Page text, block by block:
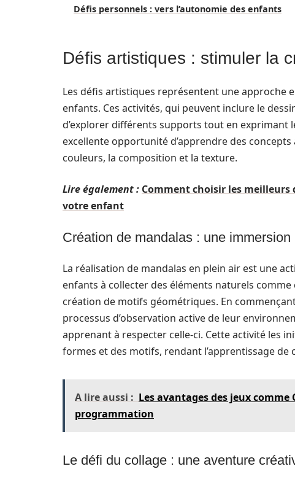
Défis personnels : vers l’autonomie des enfants
Défis artistiques : stimuler la
Les défis artistiques représentent une approche
enfants. Ces activités, qui peuvent inclure le
d’explorer différents supports tout en
excellente opportunité d’apprendre des
couleurs, la composition et la texture.
Lire également : Comment choisir les meilleurs
votre enfant
Création de mandalas : une immersion
La réalisation de mandalas en plein air est une
enfants à collecter des éléments naturels
création de motifs géométriques. En
processus d’observation active de leur
apprenant à respecter celle-ci. Cette activité les
formes et des motifs, rendant l’apprentissage
A lire aussi : Les avantages des jeux
programmation
Le défi du collage : une aventure